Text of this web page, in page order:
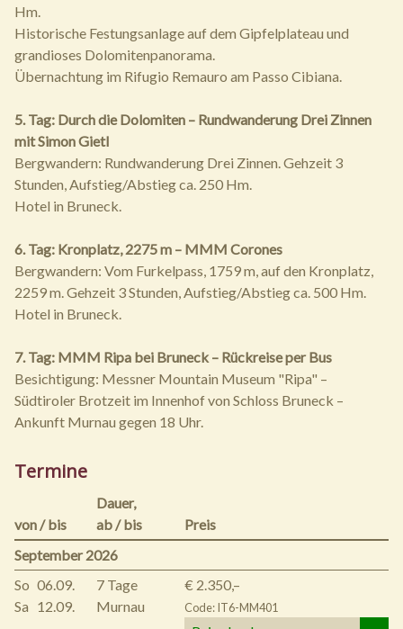
Hm.
Historische Festungsanlage auf dem Gipfelplateau und
grandioses Dolomitenpanorama.
Übernachtung im Rifugio Remauro am Passo Cibiana.
5. Tag: Durch die Dolomiten – Rundwanderung Drei Zinnen
mit Simon Gietl
Bergwandern: Rundwanderung Drei Zinnen. Gehzeit 3
Stunden, Aufstieg/Abstieg ca. 250 Hm.
Hotel in Bruneck.
6. Tag: Kronplatz, 2275 m – MMM Corones
Bergwandern: Vom Furkelpass, 1759 m, auf den Kronplatz,
2259 m. Gehzeit 3 Stunden, Aufstieg/Abstieg ca. 500 Hm.
Hotel in Bruneck.
7. Tag: MMM Ripa bei Bruneck – Rückreise per Bus
Besichtigung: Messner Mountain Museum "Ripa" –
Südtiroler Brotzeit im Innenhof von Schloss Bruneck –
Ankunft Murnau gegen 18 Uhr.
Termine
von / bis
Dauer,
ab / bis
Preis
September 2026
So
Sa
06.09.
12.09.
7 Tage
Murnau
€ 2.350,–
Code: IT6-MM401